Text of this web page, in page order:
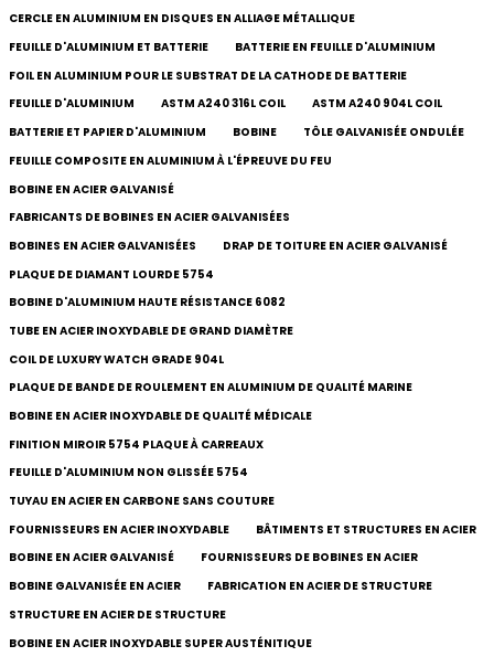
CERCLE EN ALUMINIUM EN DISQUES EN ALLIAGE MÉTALLIQUE
FEUILLE D'ALUMINIUM ET BATTERIE
BATTERIE EN FEUILLE D'ALUMINIUM
FOIL EN ALUMINIUM POUR LE SUBSTRAT DE LA CATHODE DE BATTERIE
FEUILLE D'ALUMINIUM
ASTM A240 316L COIL
ASTM A240 904L COIL
BATTERIE ET PAPIER D'ALUMINIUM
BOBINE
TÔLE GALVANISÉE ONDULÉE
FEUILLE COMPOSITE EN ALUMINIUM À L'ÉPREUVE DU FEU
BOBINE EN ACIER GALVANISÉ
FABRICANTS DE BOBINES EN ACIER GALVANISÉES
BOBINES EN ACIER GALVANISÉES
DRAP DE TOITURE EN ACIER GALVANISÉ
PLAQUE DE DIAMANT LOURDE 5754
BOBINE D'ALUMINIUM HAUTE RÉSISTANCE 6082
TUBE EN ACIER INOXYDABLE DE GRAND DIAMÈTRE
COIL DE LUXURY WATCH GRADE 904L
PLAQUE DE BANDE DE ROULEMENT EN ALUMINIUM DE QUALITÉ MARINE
BOBINE EN ACIER INOXYDABLE DE QUALITÉ MÉDICALE
FINITION MIROIR 5754 PLAQUE À CARREAUX
FEUILLE D'ALUMINIUM NON GLISSÉE 5754
TUYAU EN ACIER EN CARBONE SANS COUTURE
FOURNISSEURS EN ACIER INOXYDABLE
BÂTIMENTS ET STRUCTURES EN ACIER
BOBINE EN ACIER GALVANISÉ
FOURNISSEURS DE BOBINES EN ACIER
BOBINE GALVANISÉE EN ACIER
FABRICATION EN ACIER DE STRUCTURE
STRUCTURE EN ACIER DE STRUCTURE
BOBINE EN ACIER INOXYDABLE SUPER AUSTÉNITIQUE